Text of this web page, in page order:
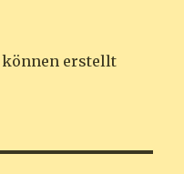
können erstellt